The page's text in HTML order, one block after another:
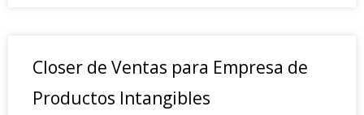
Closer de Ventas para Empresa de
Productos Intangibles